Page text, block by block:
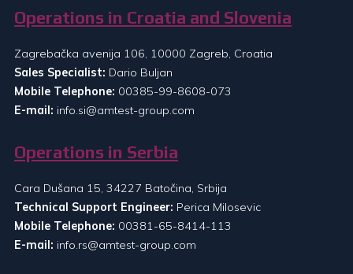
Operations in Croatia and Slovenia
Zagrebačka avenija 106, 10000 Zagreb, Croatia
Sales Specialist: Dario Buljan
Mobile Telephone: 00385-99-8608-073
E-mail: info.si@amtest-group.com
Operations in Serbia
Cara Dušana 15, 34227 Batočina, Srbija
Technical Support Engineer: Perica Milosevic
Mobile Telephone: 00381-65-8414-113
E-mail: info.rs@amtest-group.com